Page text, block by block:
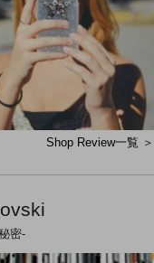
Shop Review一覧 ＞
密-